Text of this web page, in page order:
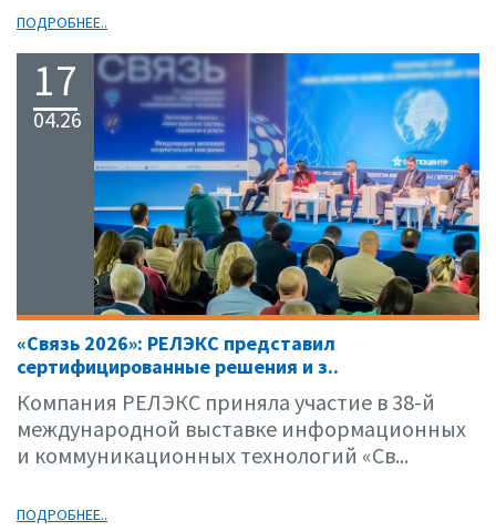
ПОДРОБНЕЕ..
17
04.26
«Связь 2026»: РЕЛЭКС представил
сертифицированные решения и з..
Компания РЕЛЭКС приняла участие в 38-й
международной выставке информационных
и коммуникационных технологий «Св...
ПОДРОБНЕЕ..